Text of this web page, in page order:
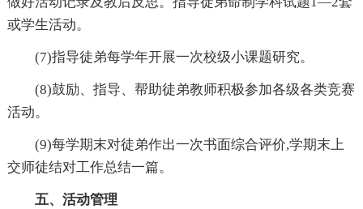
或学生活动。
(7)指导徒弟每学年开展一次校级小课题研究。
(8)鼓励、指导、帮助徒弟教师积极参加各级各类竞赛
活动。
(9)每学期末对徒弟作出一次书面综合评价,学期末上
交师徒结对工作总结一篇。
五、活动管理